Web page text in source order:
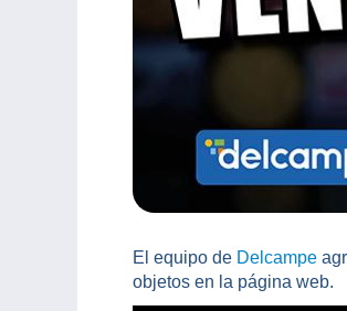
El equipo de Delcampe
objetos en la página web.